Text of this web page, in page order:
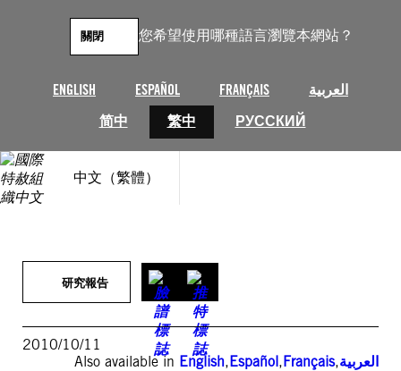
您希望使用哪種語言瀏覽本網站？
ENGLISH ESPAÑOL FRANÇAIS
العربية
简中
繁中 РУССКИЙ
關閉
中文（繁體）
研究報告
2010/10/11
Also available in English,Español,Français,العربية